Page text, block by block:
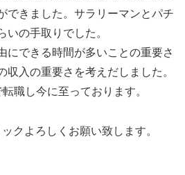
できました。サラリーマンとパチ
いの手取りでした。
にできる時間が多いことの重要さ
収入の重要さを考えだしました。
職し今に至っております。
クよろしくお願い致します。